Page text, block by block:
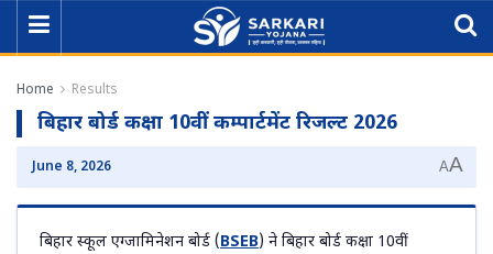
Home Results
बिहार बोर्ड कक्षा 10वीं कम्पार्टमेंट रिजल्ट 2026
June 8, 2026 AA
बिहार स्कूल एग्जामिनेशन बोर्ड (BSEB) ने बिहार बोर्ड कक्षा 10वीं